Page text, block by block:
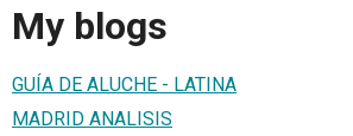
My blogs
GUÍA DE ALUCHE - LATINA
MADRID ANALISIS